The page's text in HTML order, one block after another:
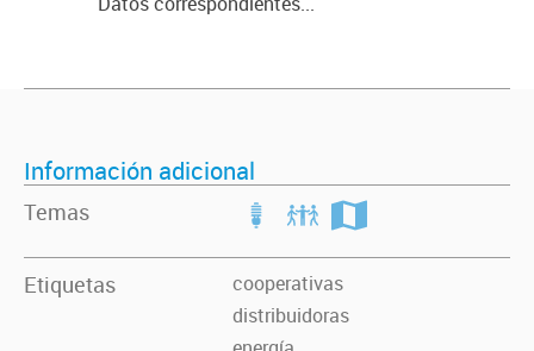
Información adicional
Temas
Etiquetas
cooperativas
distribuidoras